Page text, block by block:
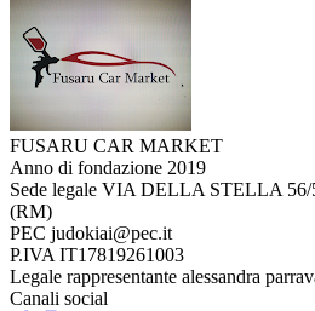
FUSARU CAR MARKET
Anno di fondazione 2019
Sede legale VIA DELLA STELLA 56/
(RM)
PEC judokiai@pec.it
P.IVA IT17819261003
Legale rappresentante alessandra
Canali social